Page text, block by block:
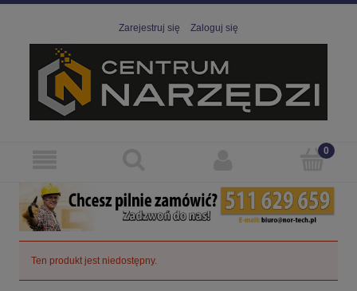
Zarejestruj się Zaloguj się
Ten produkt jest niedostępny.